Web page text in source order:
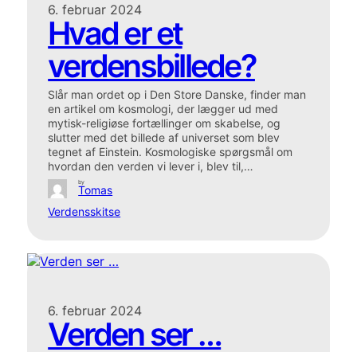
6. februar 2024
Hvad er et
verdensbillede?
Slår man ordet op i Den Store Danske, finder man
en artikel om kosmologi, der lægger ud med
mytisk-religiøse fortællinger om skabelse, og
slutter med det billede af universet som blev
tegnet af Einstein. Kosmologiske spørgsmål om
hvordan den verden vi lever i, blev til,…
by
Tomas
Verdensskitse
6. februar 2024
Verden ser …